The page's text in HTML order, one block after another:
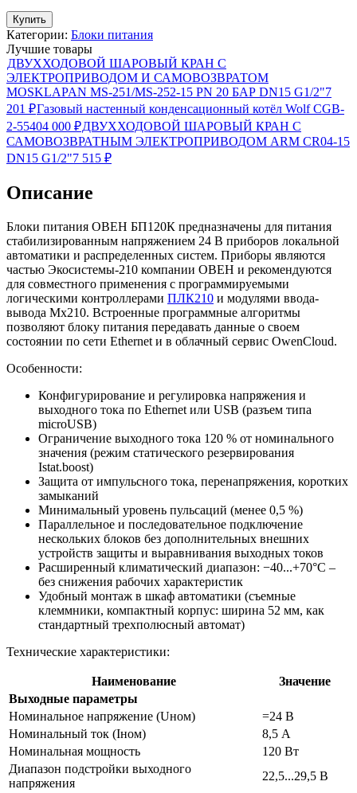
Купить
Категории: Блоки питания
Лучшие товары
ДВУХХОДОВОЙ ШАРОВЫЙ КРАН С
ЭЛЕКТРОПРИВОДОМ И САМОВОЗВРАТОМ
MOSKLAPAN MS-251/MS-252-15 PN 20 БАР DN15 G1/2"7
201 ₽Газовый настенный конденсационный котёл Wolf CGB-
2-55404 000 ₽ДВУХХОДОВОЙ ШАРОВЫЙ КРАН С
САМОВОЗВРАТНЫМ ЭЛЕКТРОПРИВОДОМ ARM CR04-15
DN15 G1/2"7 515 ₽
Описание
Блоки питания ОВЕН БП120К предназначены для питания
стабилизированным напряжением 24 В приборов локальной
автоматики и распределенных систем. Приборы являются
частью Экосистемы-210 компании ОВЕН и рекомендуются
для совместного применения с программируемыми
логическими контроллерами ПЛК210 и модулями ввода-
вывода Мх210. Встроенные программные алгоритмы
позволяют блоку питания передавать данные о своем
состоянии по сети Ethernet и в облачный сервис OwenCloud.
Особенности:
Конфигурирование и регулировка напряжения и
выходного тока по Ethernet или USB (разъем типа
microUSB)
Ограничение выходного тока 120 % от номинального
значения (режим статического резервирования
Istat.boost)
Защита от импульсного тока, перенапряжения, коротких
замыканий
Минимальный уровень пульсаций (менее 0,5 %)
Параллельное и последовательное подключение
нескольких блоков без дополнительных внешних
устройств защиты и выравнивания выходных токов
Расширенный климатический диапазон: −40...+70°С –
без снижения рабочих характеристик
Удобный монтаж в шкаф автоматики (съемные
клеммники, компактный корпус: ширина 52 мм, как
стандартный трехполюсный автомат)
Технические характеристики:
Наименование
Значение
Выходные параметры
Номинальное напряжение (Uном)
=24 В
Номинальный ток (Iном)
8,5 А
Номинальная мощность
120 Вт
Диапазон подстройки выходного
напряжения
22,5...29,5 В